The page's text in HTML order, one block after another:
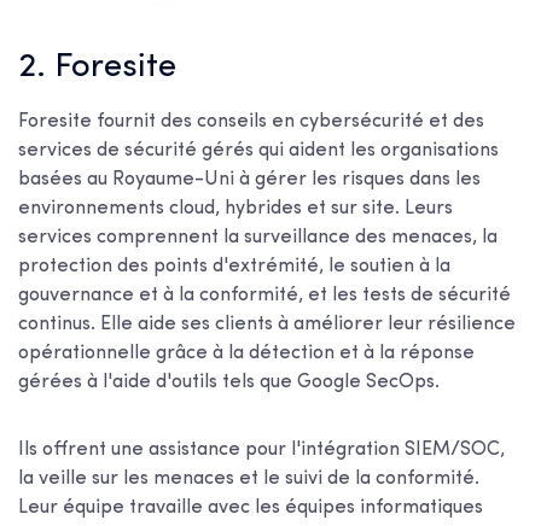
2. Foresite
Foresite fournit des conseils en cybersécurité et des
services de sécurité gérés qui aident les organisations
basées au Royaume-Uni à gérer les risques dans les
environnements cloud, hybrides et sur site. Leurs
services comprennent la surveillance des menaces, la
protection des points d'extrémité, le soutien à la
gouvernance et à la conformité, et les tests de sécurité
continus. Elle aide ses clients à améliorer leur résilience
opérationnelle grâce à la détection et à la réponse
gérées à l'aide d'outils tels que Google SecOps.
Ils offrent une assistance pour l'intégration SIEM/SOC,
la veille sur les menaces et le suivi de la conformité.
Leur équipe travaille avec les équipes informatiques